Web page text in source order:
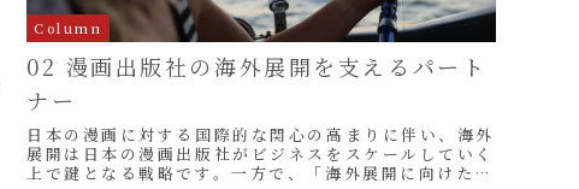
Column
02 漫画出版社の海外展開を支えるパート
ナー
日本の漫画に対する国際的な関心の高まりに伴い、海外
展開は日本の漫画出版社がビジネスをスケールしていく
上で鍵となる戦略です。一方で、「海外展開に向けた体